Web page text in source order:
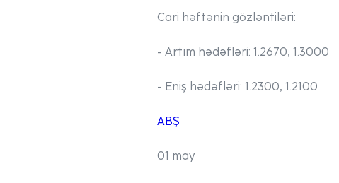
Cari həftənin gözləntiləri:
- Artım hədəfləri: 1.2670, 1.3000
- Eniş hədəfləri: 1.2300, 1.2100
ABŞ
01 may